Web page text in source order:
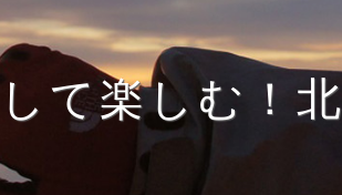
て楽しむ！